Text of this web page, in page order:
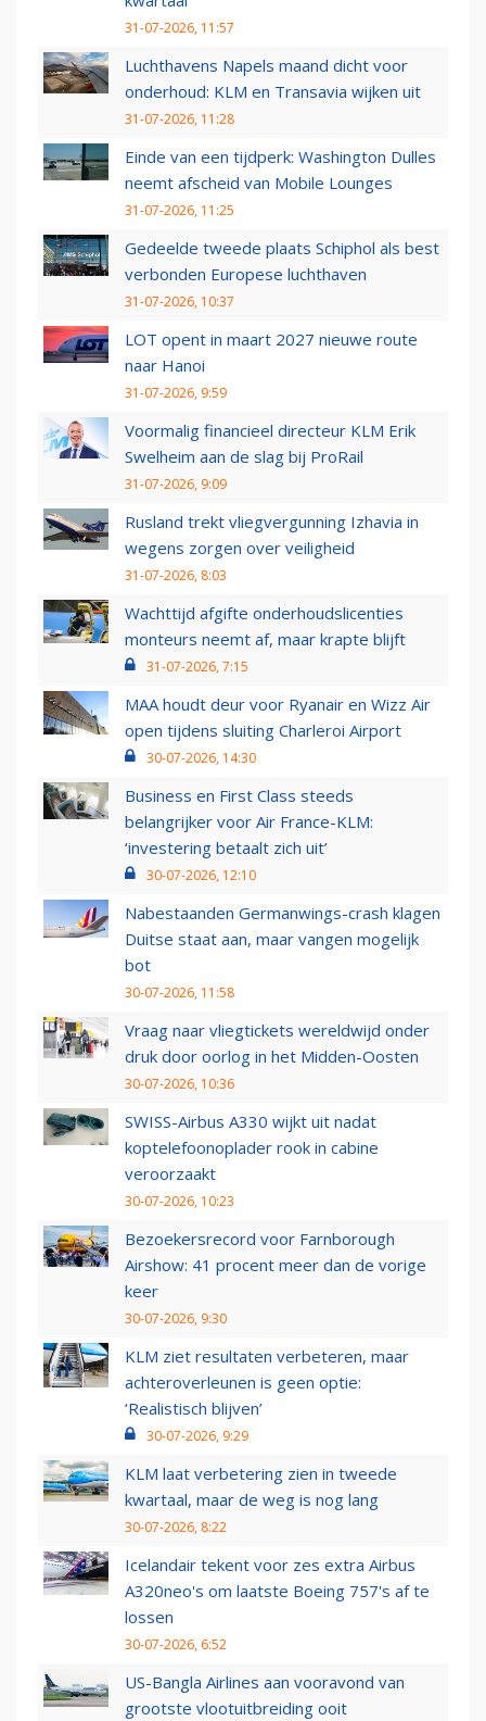
31-07-2026, 11:57
Luchthavens Napels maand dicht voor
onderhoud: KLM en Transavia wijken uit
31-07-2026, 11:28
Einde van een tijdperk: Washington Dulles
neemt afscheid van Mobile Lounges
31-07-2026, 11:25
Gedeelde tweede plaats Schiphol als best
verbonden Europese luchthaven
31-07-2026, 10:37
LOT opent in maart 2027 nieuwe route
naar Hanoi
31-07-2026, 9:59
Voormalig financieel directeur KLM Erik
Swelheim aan de slag bij ProRail
31-07-2026, 9:09
Rusland trekt vliegvergunning Izhavia in
wegens zorgen over veiligheid
31-07-2026, 8:03
Wachttijd afgifte onderhoudslicenties
monteurs neemt af, maar krapte blijft
31-07-2026, 7:15
MAA houdt deur voor Ryanair en Wizz Air
open tijdens sluiting Charleroi Airport
30-07-2026, 14:30
Business en First Class steeds
belangrijker voor Air France-KLM:
‘investering betaalt zich uit’
30-07-2026, 12:10
Nabestaanden Germanwings-crash klagen
Duitse staat aan, maar vangen mogelijk
bot
30-07-2026, 11:58
Vraag naar vliegtickets wereldwijd onder
druk door oorlog in het Midden-Oosten
30-07-2026, 10:36
SWISS-Airbus A330 wijkt uit nadat
koptelefoonoplader rook in cabine
veroorzaakt
30-07-2026, 10:23
Bezoekersrecord voor Farnborough
Airshow: 41 procent meer dan de vorige
keer
30-07-2026, 9:30
KLM ziet resultaten verbeteren, maar
achteroverleunen is geen optie:
‘Realistisch blijven’
30-07-2026, 9:29
KLM laat verbetering zien in tweede
kwartaal, maar de weg is nog lang
30-07-2026, 8:22
Icelandair tekent voor zes extra Airbus
A320neo's om laatste Boeing 757's af te
lossen
30-07-2026, 6:52
US-Bangla Airlines aan vooravond van
grootste vlootuitbreiding ooit